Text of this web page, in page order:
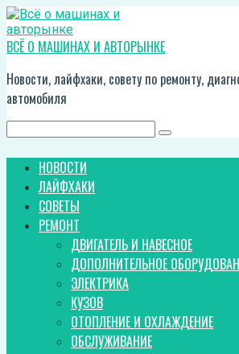
Перейти
к
контенту
ВСЁ О МАШИНАХ И АВТОРЫНКЕ
Новости, лайфхаки, совету по ремонту,
автомобиля
НОВОСТИ
ЛАЙФХАКИ
СОВЕТЫ
РЕМОНТ
ДВИГАТЕЛЬ И НАВЕСНОЕ
ДОПОЛНИТЕЛЬНОЕ
ЭЛЕКТРИКА
КУЗОВ
ОТОПЛЕНИЕ И ОХЛАЖДЕНИЕ
ОБСЛУЖИВАНИЕ